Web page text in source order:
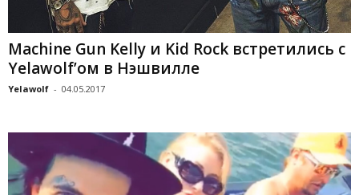
Machine Gun Kelly и Kid Rock встретились с
Yelawolf’ом в Нэшвилле
Yelawolf - 04.05.2017